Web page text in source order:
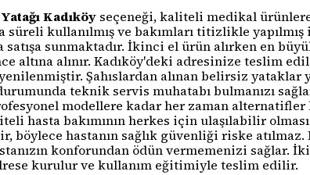
Kadıköy seçeneği, kaliteli medikal
süreli kullanılmış ve bakımları titizlikle
sunmaktadır. İkinci el ürün alırken en
altına alınır. Kadıköy'deki adresinize teslim
Şahıslardan alınan belirsiz
teknik servis muhatabı bulmanızı
modellere kadar her zaman alternatifler
hasta bakımının herkes için ulaşılabilir
böylece hastanın sağlık güvenliği riske
konforundan ödün vermemenizi sağlar.
kurulur ve kullanım eğitimiyle teslim edilir.